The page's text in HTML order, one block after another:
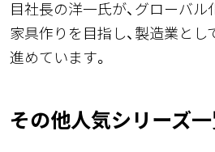
目社長の洋一氏が、グローバ
家具作りを目指し、製造業と
進めています。
その他人気シリーズ